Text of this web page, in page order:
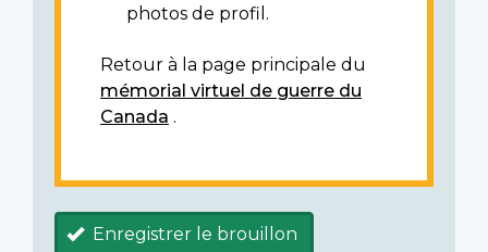
photos de profil.
Retour à la page principale du
mémorial virtuel de guerre du
Canada .
Enregistrer le brouillon